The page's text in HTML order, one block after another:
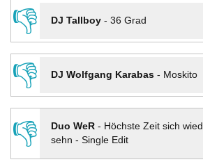
👎
DJ Tallboy- 36 Grad
👎
DJ Wolfgang Karabas- Moskito
👎
Duo WeR- Höchste Zeit sich
sehn - Single Edit